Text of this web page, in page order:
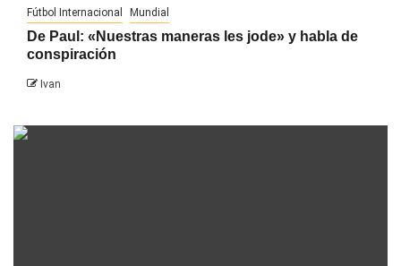
Fútbol Internacional Mundial
De Paul: «Nuestras maneras les jode» y habla de
conspiración
Ivan